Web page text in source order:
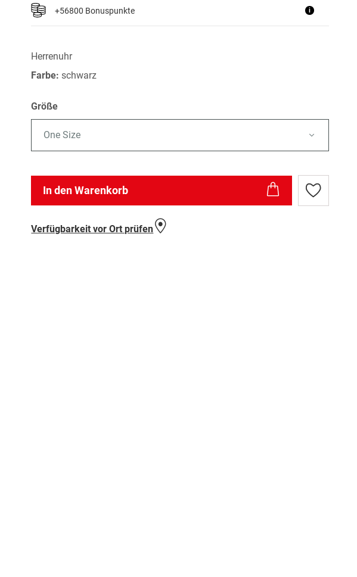
+56800 Bonuspunkte i
Herrenuhr
Farbe:schwarz
Größe
One Size
In den Warenkorb
Zur
Wunschliste
Verfügbarkeit vor Ort prüfen